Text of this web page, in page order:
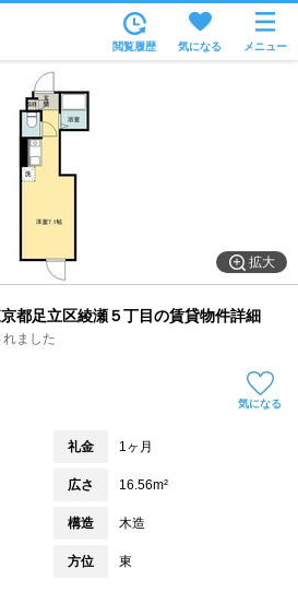
沿線・駅から
住所から
物件特集から
不動産会社から
TOP
閲覧履歴 気になる メニュー
拡大
都足立区綾瀬５丁目の賃貸物件詳細
ました
気になる
礼金 1ヶ月
広さ 16.56m²
構造 木造
方位 東